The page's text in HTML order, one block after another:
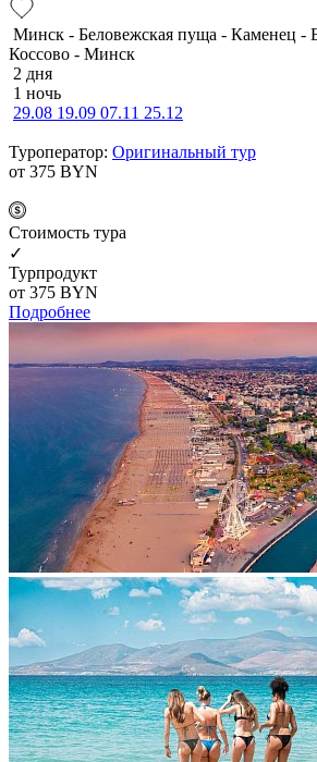
Минск - Беловежская пуща - Каменец -
Коссово - Минск
2 дня
1 ночь
29.08 19.09 07.11 25.12
Туроператор: Оригинальный тур
от 375 BYN
Cтоимость тура
✓
Турпродукт
от 375 BYN
Подробнее